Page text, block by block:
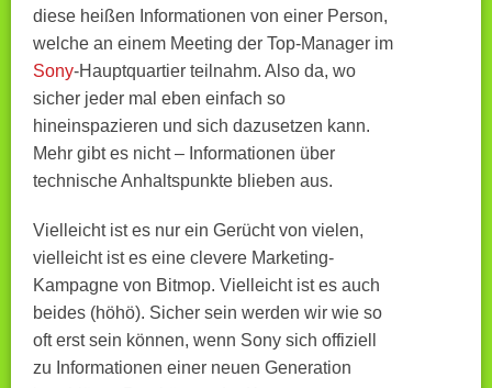
diese heißen Informationen von einer Person,
welche an einem Meeting der Top-Manager im
Sony-Hauptquartier teilnahm. Also da, wo
sicher jeder mal eben einfach so
hineinspazieren und sich dazusetzen kann.
Mehr gibt es nicht – Informationen über
technische Anhaltspunkte blieben aus.
Vielleicht ist es nur ein Gerücht von vielen,
vielleicht ist es eine clevere Marketing-
Kampagne von Bitmop. Vielleicht ist es auch
beides (höhö). Sicher sein werden wir wie so
oft erst sein können, wenn Sony sich offiziell
zu Informationen einer neuen Generation